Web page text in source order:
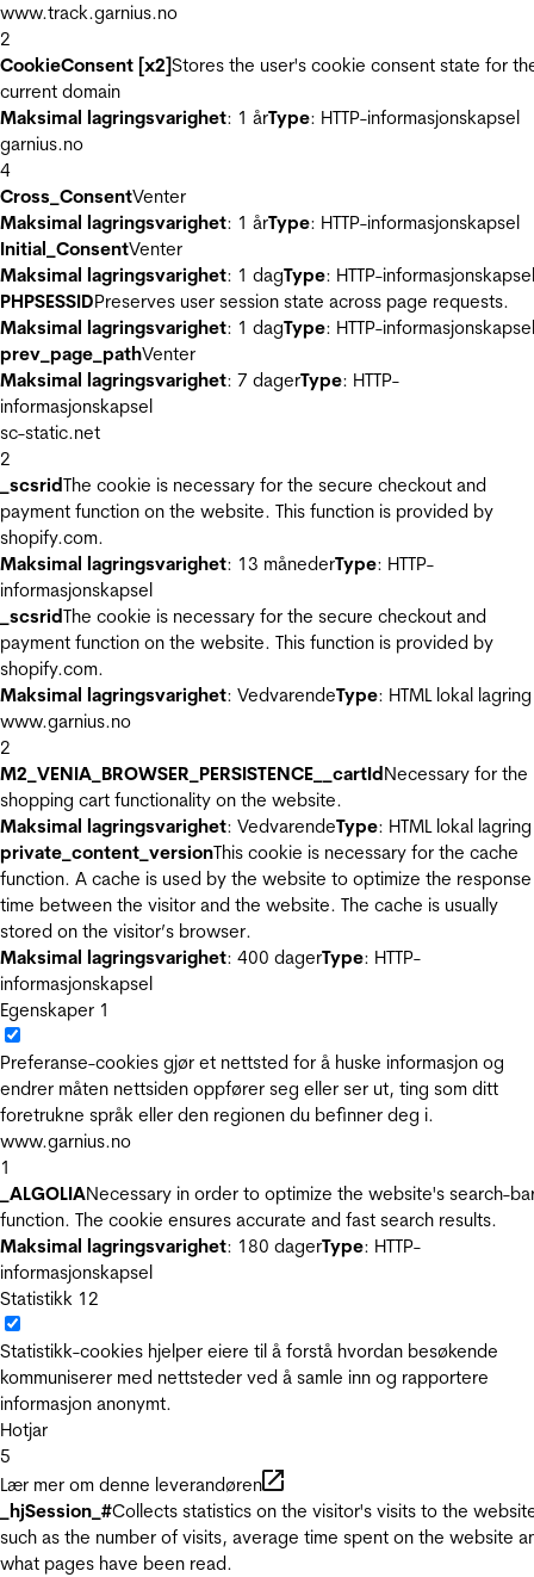
www.track.garnius.no
2
CookieConsent [x2]Stores the user's cookie consent state for
current domain
Maksimal lagringsvarighet: 1 årType: HTTP-informasjonskapsel
garnius.no
4
Cross_ConsentVenter
Maksimal lagringsvarighet: 1 årType: HTTP-informasjonskapsel
Initial_ConsentVenter
Maksimal lagringsvarighet: 1 dagType: HTTP-informasjonskapsel
PHPSESSIDPreserves user session state across page requests.
Maksimal lagringsvarighet: 1 dagType: HTTP-informasjonskapsel
prev_page_pathVenter
Maksimal lagringsvarighet: 7 dagerType: HTTP-
informasjonskapsel
sc-static.net
2
_scsridThe cookie is necessary for the secure checkout and
payment function on the website. This function is provided by
shopify.com.
Maksimal lagringsvarighet: 13 månederType: HTTP-
informasjonskapsel
_scsridThe cookie is necessary for the secure checkout and
payment function on the website. This function is provided by
shopify.com.
Maksimal lagringsvarighet: VedvarendeType: HTML lokal lagring
www.garnius.no
2
M2_VENIA_BROWSER_PERSISTENCE__cartIdNecessary for the
shopping cart functionality on the website.
Maksimal lagringsvarighet: VedvarendeType: HTML lokal lagring
private_content_versionThis cookie is necessary for the cache
function. A cache is used by the website to optimize the response
time between the visitor and the website. The cache is usually
stored on the visitor’s browser.
Maksimal lagringsvarighet: 400 dagerType: HTTP-
informasjonskapsel
Egenskaper 1
Preferanse-cookies gjør et nettsted for å huske informasjon og
endrer måten nettsiden oppfører seg eller ser ut, ting som ditt
foretrukne språk eller den regionen du befinner deg i.
www.garnius.no
1
_ALGOLIANecessary in order to optimize the website's search-
function. The cookie ensures accurate and fast search results.
Maksimal lagringsvarighet: 180 dagerType: HTTP-
informasjonskapsel
Statistikk 12
Statistikk-cookies hjelper eiere til å forstå hvordan besøkende
kommuniserer med nettsteder ved å samle inn og rapportere
informasjon anonymt.
Hotjar
5
Lær mer om denne leverandøren
_hjSession_#Collects statistics on the visitor's visits to the
such as the number of visits, average time spent on the website
what pages have been read.